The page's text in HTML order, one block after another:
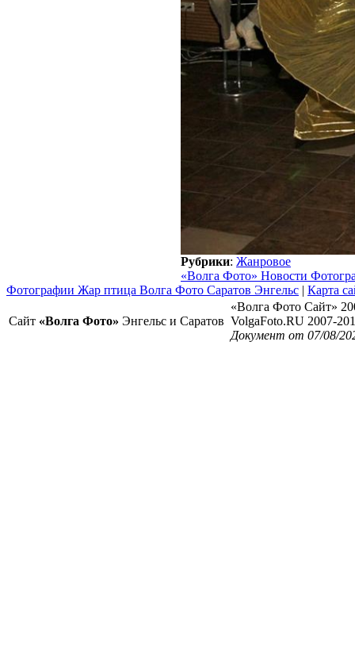
Рубрики: Жанровое
«Волга Фото» Новости
Фотографии Жар птица Волга Фото Саратов Энгельс | Карта
Сайт «Волга Фото» Энгельс и Саратов
«Волга Фото Сайт»
VolgaFoto.RU 2007-
Документ от 07/08/